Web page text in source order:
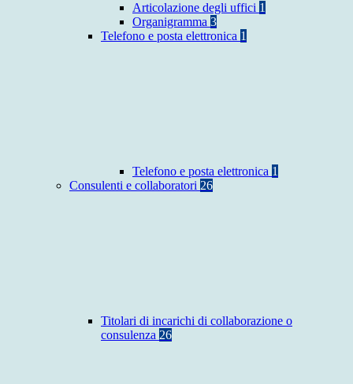
Articolazione degli uffici 1
Organigramma 3
Telefono e posta elettronica 1
Telefono e posta elettronica 1
Consulenti e collaboratori 26
Titolari di incarichi di collaborazione o
consulenza 26